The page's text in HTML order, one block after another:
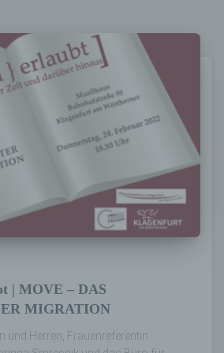
| MOVE – DAS
MIGRATION
und Herren, Frauenreferentin
die Vernichtung.
der Verarbeitung
der Verarbeitung ist die
gespeicherter
Daten mit dem Ziel, ihre
einzuschränken.
Art der automatisierten
personenbezogener Daten, die
dass diese
Daten verwendet
bestimmte persönliche Aspekte,
eine natürliche Person beziehen,